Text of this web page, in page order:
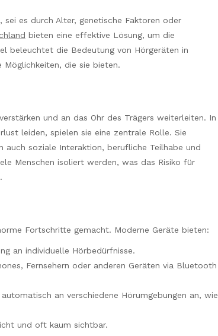
es durch Alter, genetische Faktoren oder
bieten eine effektive Lösung, um die
beleuchtet die Bedeutung von Hörgeräten in
die sie bieten.
und an das Ohr des Trägers weiterleiten. In
leiden, spielen sie eine zentrale Rolle. Sie
auch soziale Interaktion, berufliche Teilhabe und
Menschen isoliert werden, was das Risiko für
Fortschritte gemacht. Moderne Geräte bieten:
an individuelle Hörbedürfnisse.
Fernsehern oder anderen Geräten via Bluetooth
an verschiedene Hörumgebungen an, wie
und oft kaum sichtbar.